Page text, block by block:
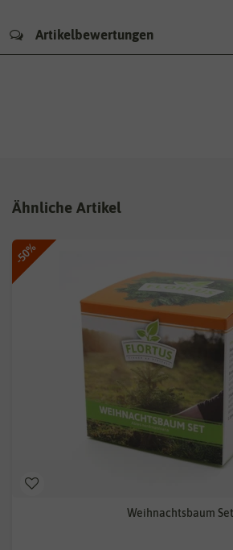
Artikelbewertungen
Ähnliche Artikel
-50%
Weihnachtsbaum Set